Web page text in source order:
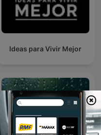
Ideas para Vivir Mejor